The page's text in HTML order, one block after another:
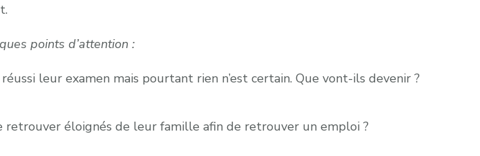
points d’attention :
leur examen mais pourtant rien n’est certain. Que vont-ils devenir ?
éloignés de leur famille afin de retrouver un emploi ?